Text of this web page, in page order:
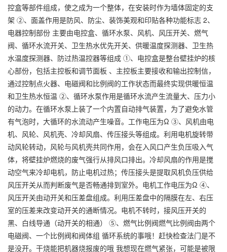
控盒等部件组成，使之成为一个整体，在安装时作为墙体固定的支
架 ②、面盖作用是防风、防尘、装饰美观和印贴各种功能标志 2、
电器控制部份 主要由电控盒、循环水泵、风机、风压开关、燃气
阀、循环水流开关、卫生热水优先开关、供暖温度探测器、卫生热
水温度探测器、防过热温控器等组成 ①、电控盒是整台壁挂炉的核
心部份，包括主控板和调节面板 、主控板主要接收和输出控制信，
通过控制点火器、电磁阀和比例阀的工作状态而最终实现供暖恒温
和卫生热水恒温 ②、循环水泵作用是循环水流产生流量大、压力小
的动力。在循环水泵上装了一个内置自动排气装置，为了避免水管
有气泡时，大循环的水流动产生噪音。工作电压为Ω ③、风机由电
机、风轮、风机壳、冷却风扇、传压接头等组成。利用电机旋转带
动风轮转动，风轮与风机壳共同作用，会在入风口产生负压吸入气
体，将壁挂炉燃烧的废气强行从排风口排出。冷却风扇的作用是搅
动空气来冷却电机，防止电机过热；传压接头是提取风机负压供给
风压开关从而判断废气是否畅通排到室外。电机工作电压为Ω ④、
风压开关由动开关和压差盘组成。利用压差盘中的隔膜在左、右压
室的压差来改变动开关的通断情况。电机不转时，接风压开关的
黑、白线导通（动开关的相通） ⑤、燃气比例阀燃气比例阀由两个
电磁阀、一个比例阀和阀体组 循环系统的事哦！赶快检查法门是不
是没开。干烧能把机器烧报废的哦 我想现在燃气紧张，可能是被限